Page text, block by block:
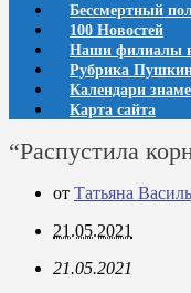
Бессмертный
100 Новостей
Наши филиалы в
Рубрика
Календари
Карта сайта
“Распустила
от Татьяна
21.05.2021
21.05.2021